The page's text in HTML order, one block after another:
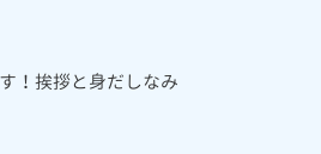
！挨拶と身だしなみ